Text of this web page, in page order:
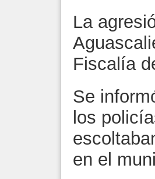
La
Fiscalía
Se
los
en el